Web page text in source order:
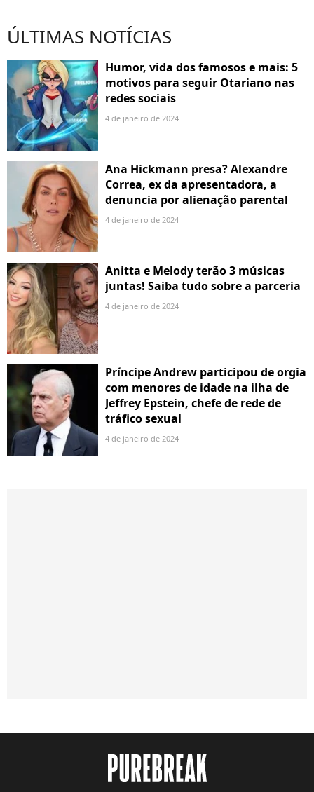
ÚLTIMAS NOTÍCIAS
Humor, vida dos famosos e mais: 5
motivos para seguir Otariano nas
redes sociais
4 de janeiro de 2024
Ana Hickmann presa? Alexandre
Correa, ex da apresentadora, a
denuncia por alienação parental
4 de janeiro de 2024
Anitta e Melody terão 3 músicas
juntas! Saiba tudo sobre a parceria
4 de janeiro de 2024
Príncipe Andrew participou de orgia
com menores de idade na ilha de
Jeffrey Epstein, chefe de rede de
tráfico sexual
4 de janeiro de 2024